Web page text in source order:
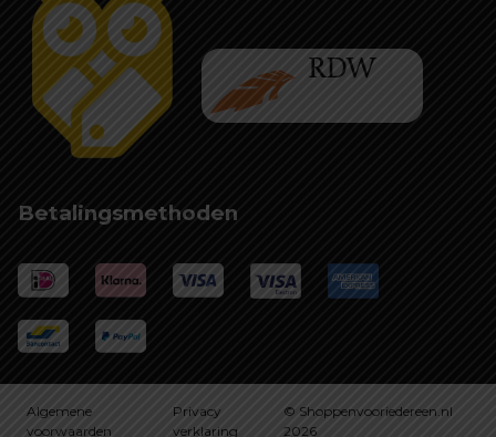
Betalingsmethoden
Algemene
voorwaarden
Privacy
verklaring
© Shoppenvooriedereen.nl
2026